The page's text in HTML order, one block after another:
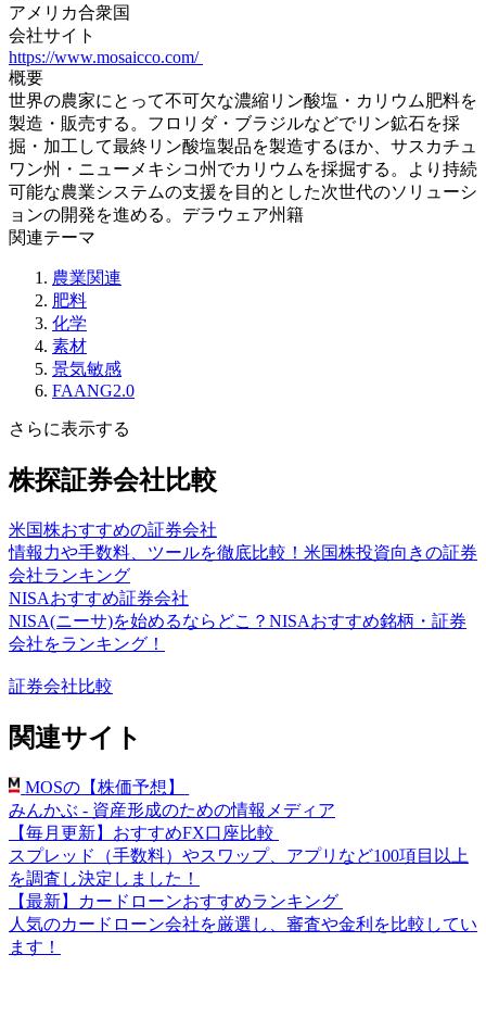
アメリカ合衆国
会社サイト
https://www.mosaicco.com/
概要
世界の農家にとって不可欠な濃縮リン酸塩・カリウム肥料を
製造・販売する。フロリダ・ブラジルなどでリン鉱石を採
掘・加工して最終リン酸塩製品を製造するほか、サスカチュ
ワン州・ニューメキシコ州でカリウムを採掘する。より持続
可能な農業システムの支援を目的とした次世代のソリューシ
ョンの開発を進める。デラウェア州籍
関連テーマ
農業関連
肥料
化学
素材
景気敏感
FAANG2.0
さらに表示する
株探証券会社比較
米国株おすすめの証券会社
情報力や手数料、ツールを徹底比較！米国株投資向きの証券
会社ランキング
NISAおすすめ証券会社
NISA(ニーサ)を始めるならどこ？NISAおすすめ銘柄・証券
会社をランキング！
証券会社比較
関連サイト
MOSの【株価予想】
みんかぶ - 資産形成のための情報メディア
【毎月更新】おすすめFX口座比較
スプレッド（手数料）やスワップ、アプリなど100項目以上
を調査し決定しました！
【最新】カードローンおすすめランキング
人気のカードローン会社を厳選し、審査や金利を比較してい
ます！